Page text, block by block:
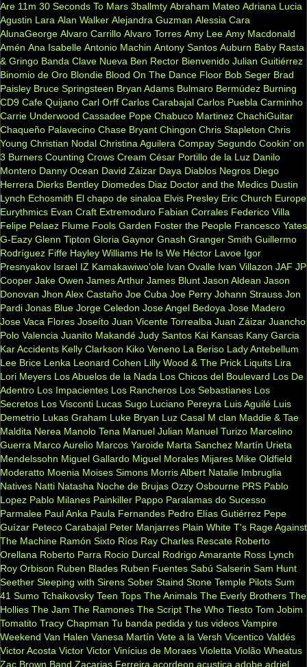
Are 11m 30 Seconds To Mars 3ballmty Abraham Mateo Adriana Lucia
Agustin Lara Alan Walker Alejandra Guzman Alessia Cara
AlunaGeorge Alvaro Carrillo Alvaro Torres Amy Lee Amy Macdonald
Amén Ana Isabelle Antonio Machin Antony Santos Auburn Baby Rasta
& Gringo Banda Clave Nueva Ben Rector Bienvenido Julian Guitiérrez
Binomio de Oro Blondie Blood On The Dance Floor Bob Seger Brad
Paisley Bruce Springsteen Bryan Adams Bulmaro Bermúdez Burning
CD9 Cafe Quijano Carl Orff Carlos Carabajal Carlos Puebla Carminho
Carrie Underwood Cassadee Pope Chabuco Martinez ChachiGuitar
Chaqueño Palavecino Chase Bryant Chingon Chris Stapleton Chris
Young Christian Nodal Christina Aguilera Compay Segundo Cookin’ on
3 Burners Counting Crows Cream César Portillo de la Luz Danilo
Montero Danny Ocean David Záizar Daya Diablos Negros Diego
Herrera Dierks Bentley Diomedes Diaz Doctor and the Medics Dustin
Lynch Echosmith El chapo de sinaloa Elvis Presley Eric Church Europe
Eurythmics Evan Craft Extremoduro Fabian Corrales Federico Villa
Felipe Pelaez Flume Fools Garden Foster the People Francesco Yates
G-Eazy Glenn Tipton Gloria Gaynor Gnash Granger Smith Guillermo
Rodríguez Fiffe Hayley Williams He Is We Héctor Lavoe Igor
Presnyakov Israel IZ Kamakawiwo'ole Ivan Ovalle Ivan Villazon JAF JP
Cooper Jake Owen James Arthur James Blunt Jason Aldean Jason
Donovan Jhon Alex Castaño Joe Cuba Joe Perry Johann Strauss Jon
Pardi Jonas Blue Jorge Celedon Jose Angel Bedoya Jose Madero
Jose Vaca Flores Joseíto Juan Vicente Torrealba Juan Záizar Juancho
Polo Valencia Juanito Makandé Judy Santos Kai Kansas Kany Garcia
Kar Accidents Kelly Clarkson Kiko Veneno La Beriso Lady Antebellum
Lee Brice Lenka Leonard Cohen Lilly Wood & The Prick Liquits Lira
Lori Meyers Los Abuelos de la Nada Los Chicos del Boulevard Los De
Adentro Los Impacientes Los Rancheros Los Sebastianes Los
Secretos Los Visconti Lucas Sugo Luciano Pereyra Luis Aguilé Luis
Demetrio Lukas Graham Luke Bryan Luz Casal M clan Maddie & Tae
Maldita Nerea Manolo Tena Manuel Julian Manuel Turizo Marcelino
Guerra Marco Aurelio Marcos Yaroide Marta Sanchez Martín Urieta
Mendelssohn Miguel Gallardo Miguel Morales Mijares Mike Oldfield
Moderatto Moenia Moises Simons Morris Albert Natalie Imbruglia
Natives Natti Natasha Noche de Brujas Ozzy Osbourne PRS Pablo
Lopez Pablo Milanes Painkiller Pappo Paralamas do Sucesso
Parmalee Paul Anka Paula Fernandes Pedro Elías Gutiérrez Pepe
Guízar Peteco Carabajal Peter Manjarres Plain White T's Rage Against
The Machine Ramón Sixto Ríos Ray Charles Rescate Roberto
Orellana Roberto Parra Rocio Durcal Rodrigo Amarante Ross Lynch
Roy Orbison Ruben Blades Ruben Fuentes Sabú Salserin Sam Hunt
Seether Sleeping with Sirens Sober Staind Stone Temple Pilots Sum
41 Sumo Tchaikovsky Teen Tops The Animals The Everly Brothers The
Hollies The Jam The Ramones The Script The Who Tiesto Tom Jobim
Tomatito Tracy Chapman Tu banda pedida y tus videos Vampire
Weekend Van Halen Vanesa Martín Vete a la Versh Vicentico Valdés
Victor Acosta Victor Victor Vinícius de Moraes Violetta Violão Wheatus
Zac Brown Band Zacarias Ferreira acordeon acustica adobe adriel